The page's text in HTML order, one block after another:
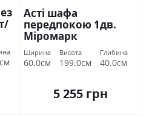
Асті шафа
передпокою 1дв.
Міромарк
Ширина
60.0см
Висота
199.0см
Глибина
40.0см
5 255 грн